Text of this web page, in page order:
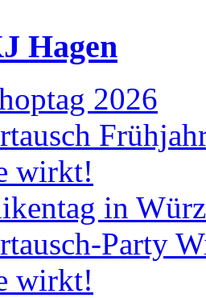
Hagen
2026
wirkt!
in
Party
wirkt!